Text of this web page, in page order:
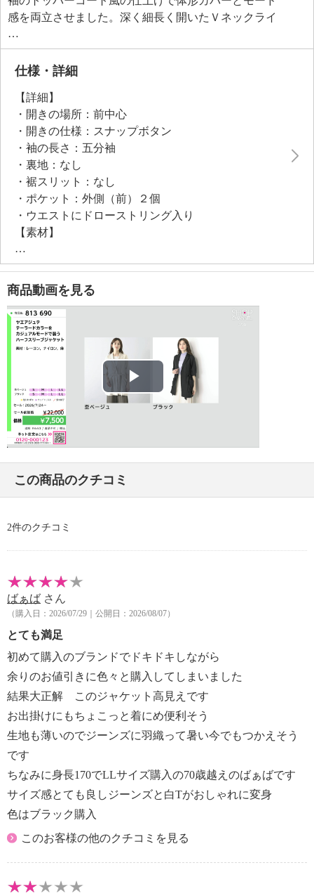
感を両立させました。深く細長く開いたＶネックライ
ンが首元をすっきりと見せ、細見え効果も期待できま
す。ウエストのドローストリングには、太幅の共布ベ
ルトを通したつくり。ベルトを垂らした着こなしはも
適度な透け感と微光沢が春夏のアウターにぴったり
で、パサッと羽織れてカーディガン感覚で着用できる
手軽なアイテムです。
●普段と同じサイズをおすすめ
仕様・詳細
【詳細】
・開きの場所：前中心
・開きの仕様：スナップボタン
・袖の長さ：五分袖
・裏地：なし
・裾スリット：なし
・ポケット：外側（前）２個
・ウエストにドローストリング入り
【素材】
・レーヨン７１％、ナイロン２２％、麻７％
【メンテナンス（絵表示ラベル）】
・手洗い：可
・漂白処理：塩素系・酸素系漂白不可
・タンブル乾燥：不可
・自然乾燥：日陰の吊り干し
・アイロン仕上げ：可（低温）
・ドライクリーニング：石油系ドライクリーニング可
・ウエットクリーニング：可
【メンテナンス（ケアラベル）】
・長時間照射による変退色注意
・単品洗い
・摩擦による色落ち、色移り注意
・過度な力をかけない
・中国製
商品動画を見る
Play
この商品のクチコミ
2件のクチコミ
ばぁば さん
（購入日：2026/07/29｜公開日：2026/08/07）
とても満足
初めて購入のブランドでドキドキしながら
余りのお値引きに色々と購入してしまいました
結果大正解 このジャケット高見えです
お出掛けにもちょこっと着にめ便利そう
生地も薄いのでジーンズに羽織って暑い今でもつかえそう
です
ちなみに身長170でLLサイズ購入の70歳越えのばぁばです
サイズ感とても良しジーンズと白Tがおしゃれに変身
色はブラック購入
このお客様の他のクチコミを見る